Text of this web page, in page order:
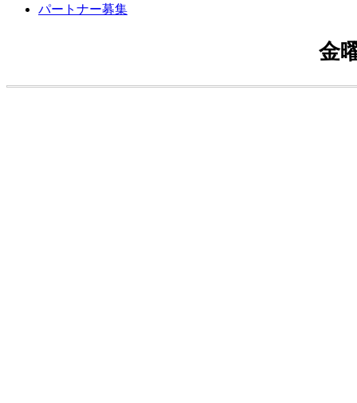
パートナー募集
金